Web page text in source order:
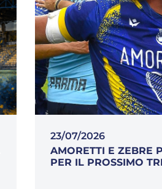
23/07/2026
AMORETTI E ZEBRE
PER IL PROSSIMO